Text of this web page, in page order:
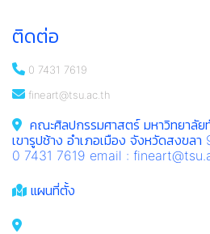
ติดต่อ
0 7431 7619
fineart@tsu.ac.th
คณะศิลปกรรมศาสตร์ มหาวิทยาลั
เขารูปช้าง อำเภอเมือง จังหวัดสงขล
0 7431 7619 email :
แผนที่ตั้ง